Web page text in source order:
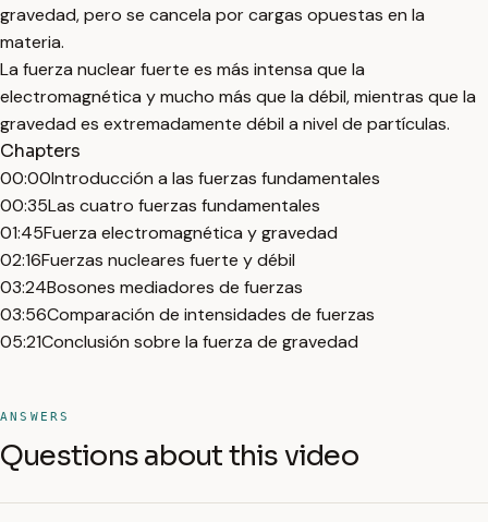
gravedad, pero se cancela por cargas opuestas en la
materia.
La fuerza nuclear fuerte es más intensa que la
electromagnética y mucho más que la débil, mientras que la
gravedad es extremadamente débil a nivel de partículas.
Chapters
00:00Introducción a las fuerzas fundamentales
00:35Las cuatro fuerzas fundamentales
01:45Fuerza electromagnética y gravedad
02:16Fuerzas nucleares fuerte y débil
03:24Bosones mediadores de fuerzas
03:56Comparación de intensidades de fuerzas
05:21Conclusión sobre la fuerza de gravedad
ANSWERS
Questions about this video